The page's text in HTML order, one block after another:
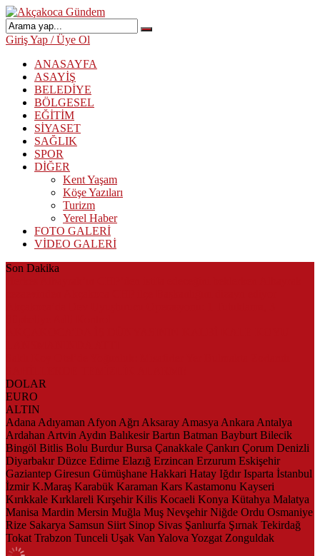
Giriş Yap / Üye Ol
ANASAYFA
ASAYİŞ
BELEDİYE
BÖLGESEL
EĞİTİM
SİYASET
SAĞLIK
SPOR
DİĞER
Kent Yaşam
Köşe Yazıları
Turizm
Yerel Haber
FOTO GALERİ
VİDEO GALERİ
Son Dakika
DOLAR
EURO
ALTIN
Adana Adıyaman Afyon Ağrı Aksaray Amasya Ankara Antalya
Ardahan Artvin Aydın Balıkesir Bartın Batman Bayburt Bilecik
Bingöl Bitlis Bolu Burdur Bursa Çanakkale Çankırı Çorum Denizli
Diyarbakır Düzce Edirne Elazığ Erzincan Erzurum Eskişehir
Gaziantep Giresun Gümüşhane Hakkari Hatay Iğdır Isparta İstanbul
İzmir K.Maraş Karabük Karaman Kars Kastamonu Kayseri
Kırıkkale Kırklareli Kırşehir Kilis Kocaeli Konya Kütahya Malatya
Manisa Mardin Mersin Muğla Muş Nevşehir Niğde Ordu Osmaniye
Rize Sakarya Samsun Siirt Sinop Sivas Şanlıurfa Şırnak Tekirdağ
Tokat Trabzon Tunceli Uşak Van Yalova Yozgat Zonguldak